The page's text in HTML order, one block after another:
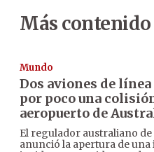
Más contenido
Mundo
Dos aviones de
por poco una
aeropuerto de
El regulador australiano
anunció la apertura de